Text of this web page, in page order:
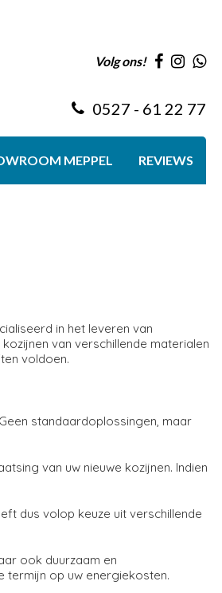
Volg ons!
0527 - 61 22 77
MEPPEL REVIEWS
in het leveren van
van verschillende materialen
voldoen.
standaardoplossingen, maar
van uw nieuwe kozijnen. Indien
dus volop keuze uit verschillende
ook duurzaam en
termijn op uw energiekosten.